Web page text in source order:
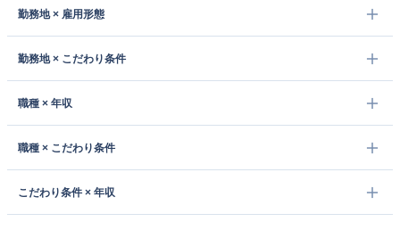
勤務地 × 雇用形態
勤務地 × こだわり条件
職種 × 年収
職種 × こだわり条件
こだわり条件 × 年収